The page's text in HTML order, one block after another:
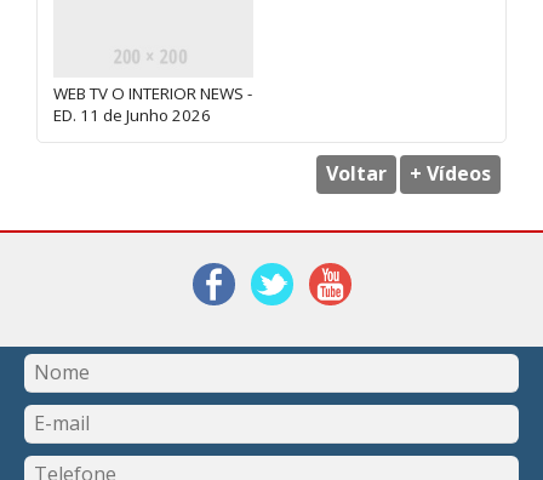
WEB TV O INTERIOR NEWS -
ED. 11 de Junho 2026
Voltar + Vídeos